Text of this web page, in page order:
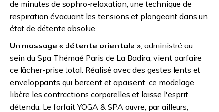
de minutes de sophro-relaxation, une technique de
respiration évacuant les tensions et plongeant dans un
état de détente absolue.
Un massage « détente orientale » , administré au
sein du Spa Thémaé Paris de La Badira, vient parfaire
ce lâcher-prise total. Réalisé avec des gestes lents et
enveloppants qui bercent et apaisent, ce modelage
libère les contractions corporelles et laisse l'esprit
détendu. Le forfait YOGA & SPA ouvre, par ailleurs,